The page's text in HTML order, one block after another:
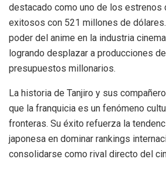
destacado como uno de los estrenos
exitosos con 521 millones de
poder del anime en la industria
logrando desplazar a producciones
presupuestos millonarios.
La historia de Tanjiro y sus
que la franquicia es un fenómeno
fronteras. Su éxito refuerza la
japonesa en dominar rankings
consolidarse como rival directo del